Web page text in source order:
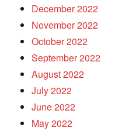
December 2022
November 2022
October 2022
September 2022
August 2022
July 2022
June 2022
May 2022